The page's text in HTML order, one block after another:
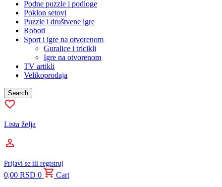
Podne puzzle i podloge
Poklon setovi
Puzzle i društvene igre
Roboti
Sport i igre na otvorenom
Guralice i tricikli
Igre na otvorenom
TV artikli
Velikoprodaja
Search
Lista želja
Prijavi se ili registruj
0,00 RSD 0
Cart